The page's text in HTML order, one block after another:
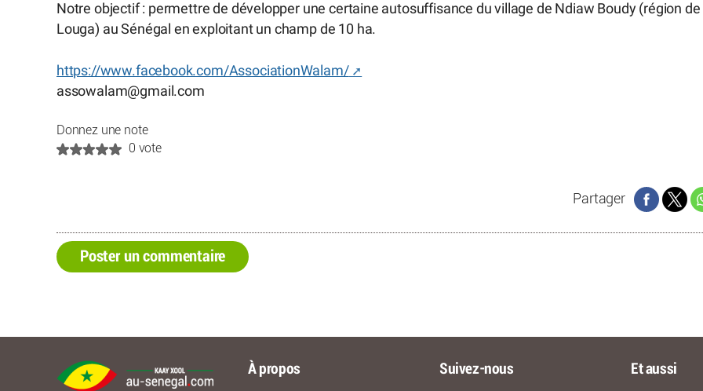
Notre objectif : permettre de développer une certaine autosuffisance du village de Ndiaw Boudy (région de
Louga) au Sénégal en exploitant un champ de 10 ha.
https://www.facebook.com/AssociationWalam/
assowalam@gmail.com
Donnez une note
0 vote
Partager
Poster un commentaire
À propos Suivez-nous Et aussi